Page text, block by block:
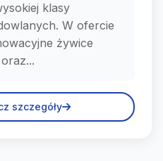
klasy
W ofercie
żywice
szczegóły